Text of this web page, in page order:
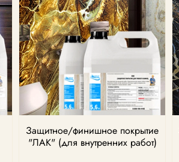
Защитное/финишное покрытие
"ЛАК" (для внутренних работ)